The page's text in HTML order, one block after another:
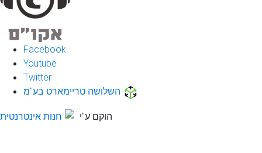
Facebook
Youtube
Twitter
השלושה טריימארט בע"מ
הוקם ע"י חנות אינטרנטית